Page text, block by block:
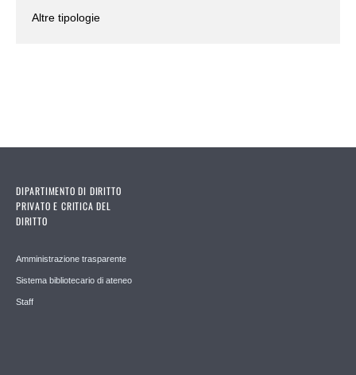
Altre tipologie
DIPARTIMENTO DI DIRITTO
PRIVATO E CRITICA DEL
DIRITTO
Amministrazione trasparente
Sistema bibliotecario di ateneo
Staff